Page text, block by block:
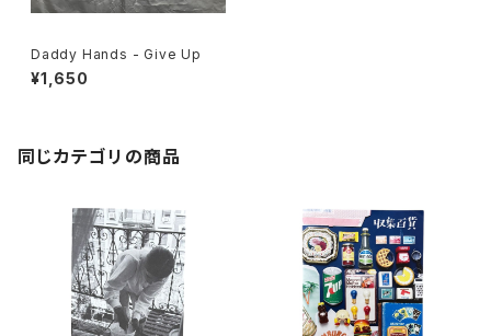
Daddy Hands - Give Up
¥1,650
同じカテゴリの商品